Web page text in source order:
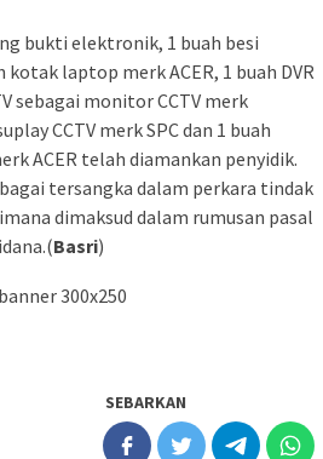
bukti elektronik, 1 buah besi
laptop merk ACER, 1 buah DVR
sebagai monitor CCTV merk
CCTV merk SPC dan 1 buah
ACER telah diamankan penyidik.
tersangka dalam perkara tindak
dimaksud dalam rumusan pasal
Basri)
SEBARKAN